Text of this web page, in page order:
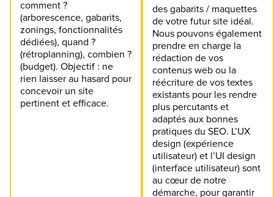
comment ?
(arborescence, gabarits,
zonings, fonctionnalités
dédiées), quand ?
(rétroplanning), combien ?
(budget). Objectif : ne
rien laisser au hasard pour
concevoir un site
pertinent et efficace.
des gabarits / maquettes
de votre futur site idéal.
Nous pouvons également
prendre en charge la
rédaction de vos
contenus web ou la
réécriture de vos textes
existants pour les rendre
plus percutants et
adaptés aux bonnes
pratiques du SEO. L’UX
design (expérience
utilisateur) et l’UI design
(interface utilisateur) sont
au cœur de notre
démarche, pour garantir